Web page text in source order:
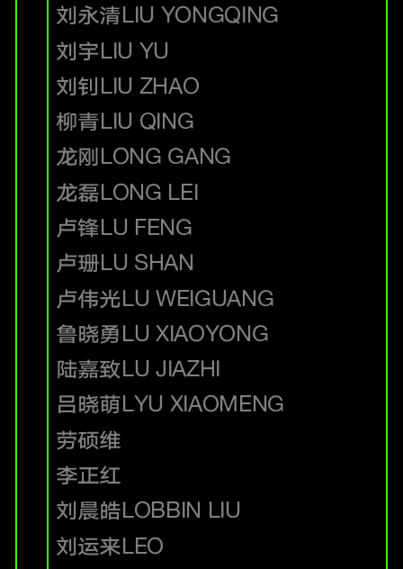
刘永清LIU YONGQING
刘宇LIU YU
刘钊LIU ZHAO
柳青LIU QING
龙刚LONG GANG
龙磊LONG LEI
卢锋LU FENG
卢珊LU SHAN
卢伟光LU WEIGUANG
鲁晓勇LU XIAOYONG
陆嘉致LU JIAZHI
吕晓萌LYU XIAOMENG
劳硕维
李正红
刘晨皓LOBBIN LIU
刘运来LEO